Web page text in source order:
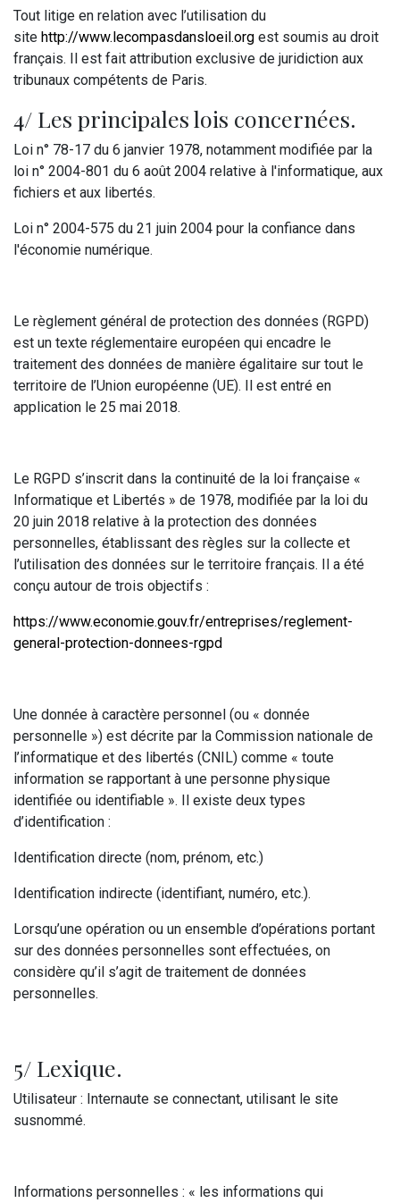
Tout litige en relation avec l’utilisation du
site http://www.lecompasdansloeil.org est soumis au droit
français. Il est fait attribution exclusive de juridiction aux
tribunaux compétents de Paris.
4/ Les principales lois concernées.
Loi n° 78-17 du 6 janvier 1978, notamment modifiée par la
loi n° 2004-801 du 6 août 2004 relative à l'informatique, aux
fichiers et aux libertés.
Loi n° 2004-575 du 21 juin 2004 pour la confiance dans
l'économie numérique.
Le règlement général de protection des données (RGPD)
est un texte réglementaire européen qui encadre le
traitement des données de manière égalitaire sur tout le
territoire de l’Union européenne (UE). Il est entré en
application le 25 mai 2018.
Le RGPD s’inscrit dans la continuité de la loi française «
Informatique et Libertés » de 1978, modifiée par la loi du
20 juin 2018 relative à la protection des données
personnelles, établissant des règles sur la collecte et
l’utilisation des données sur le territoire français. Il a été
conçu autour de trois objectifs :
https://www.economie.gouv.fr/entreprises/reglement-
general-protection-donnees-rgpd
Une donnée à caractère personnel (ou « donnée
personnelle ») est décrite par la Commission nationale de
l’informatique et des libertés (CNIL) comme « toute
information se rapportant à une personne physique
identifiée ou identifiable ». Il existe deux types
d’identification :
Identification directe (nom, prénom, etc.)
Identification indirecte (identifiant, numéro, etc.).
Lorsqu’une opération ou un ensemble d’opérations portant
sur des données personnelles sont effectuées, on
considère qu’il s’agit de traitement de données
personnelles.
5/ Lexique.
Utilisateur : Internaute se connectant, utilisant le site
susnommé.
Informations personnelles : « les informations qui